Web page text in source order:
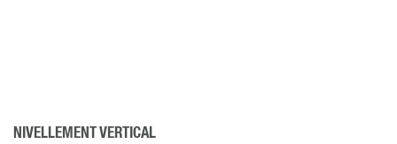
NIVELLEMENT VERTICAL